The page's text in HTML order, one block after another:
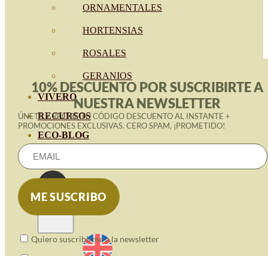
ORNAMENTALES
HORTENSIAS
ROSALES
GERANIOS
VIVERO
RECURSOS
ECO-BLOG
KONTAKT
10% DESCUENTO POR SUSCRIBIRTE A
NUESTRA NEWSLETTER
ÚNETE Y RECIBE TU CÓDIGO DESCUENTO AL INSTANTE +
PROMOCIONES EXCLUSIVAS. CERO SPAM, ¡PROMETIDO!
Quiero suscribirme a la newsletter